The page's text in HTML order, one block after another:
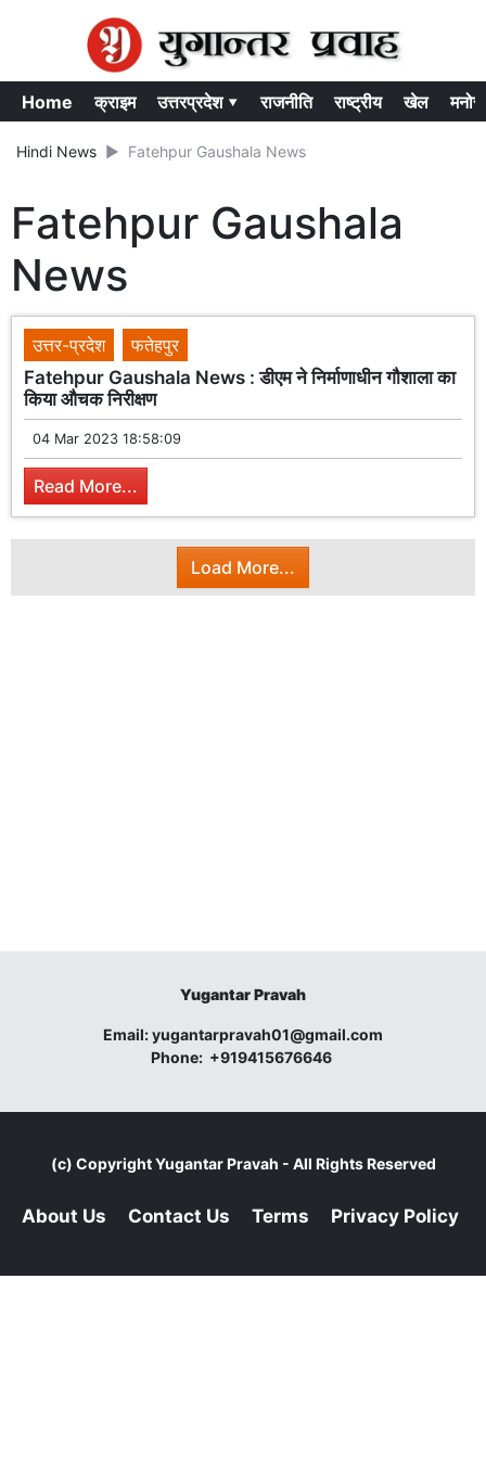
Home क्राइम उत्तरप्रदेश ▾ राजनीति राष्ट्रीय खेल
Hindi News Fatehpur Gaushala News
Fatehpur Gaushala
News
उत्तर-प्रदेश
फतेहपुर
Fatehpur Gaushala News : डीएम ने निर्माणाधीन गौशाला का
किया औचक निरीक्षण
04 Mar 2023 18:58:09
Read More...
Load More...
Yugantar Pravah
Email:yugantarpravah01@gmail.com
Phone: +919415676646
(c) CopyrightYugantar Pravah - All Rights Reserved
About Us Contact Us Terms Privacy Policy